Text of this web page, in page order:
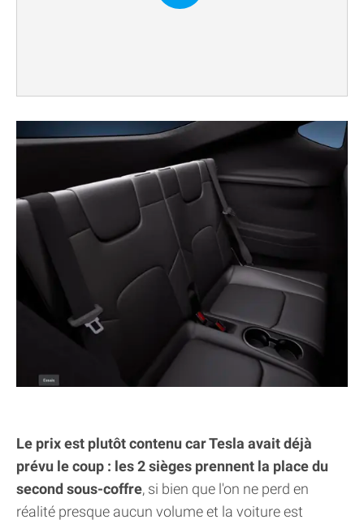
Le prix est plutôt contenu car Tesla avait déjà
prévu le coup : les 2 sièges prennent la place du
second sous-coffre, si bien que l'on ne perd en
réalité presque aucun volume et la voiture est